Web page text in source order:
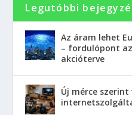
Legutóbbi
Az áram lehet
– fordulópont
akcióterve
Új mérce szerint